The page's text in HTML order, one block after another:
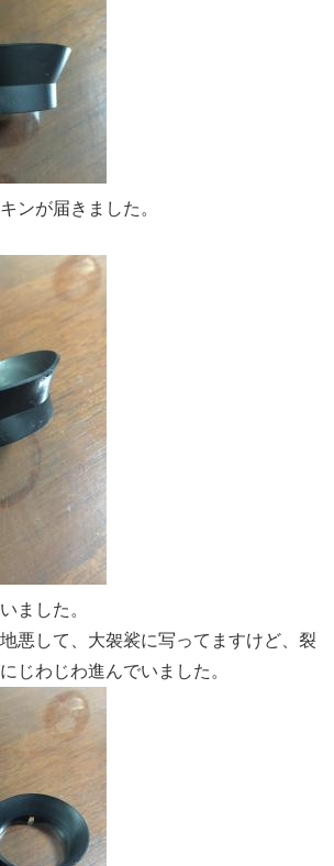
ンが届きました。
ました。
悪して、大袈裟に写ってますけど、裂
じわじわ進んでいました。